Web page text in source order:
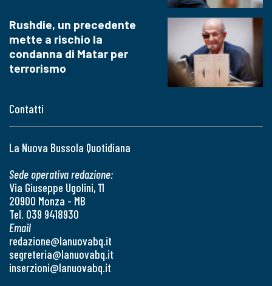
Contatti
La Nuova Bussola Quotidiana
Sede operativa redazione:
Via Giuseppe Ugolini, 11
20900 Monza - MB
Tel. 039 9418930
Email
redazione@lanuovabq.it
segreteria@lanuovabq.it
inserzioni@lanuovabq.it
Rushdie, un precedente
mette a rischio la
condanna di Matar per
terrorismo